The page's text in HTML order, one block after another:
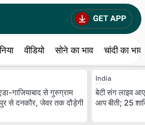
वीडियो सोने का भाव चांदी का भाव
गाजियाबाद से गुरुग्राम
से दनकौर, जेवर तक दौड़ेगी
India
बेटी संग लाइव आए
आप बीती; 25